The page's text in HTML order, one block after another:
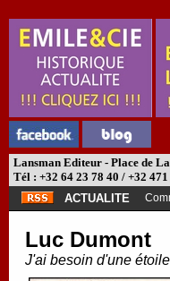
Lansman Editeur - Place de
Tél : +32 64 23 78 40 / +32
ACTUALITE
Luc Dumont
J'ai besoin d'une